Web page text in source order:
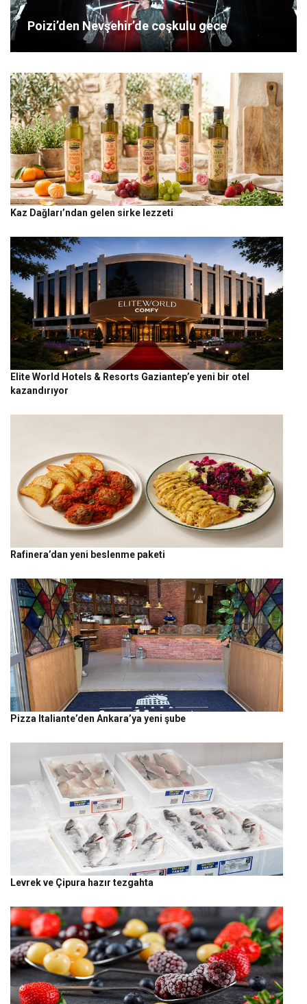
Poizi’den Nevşehir’de coşkulu gece
Kaz Dağları’ndan gelen sirke lezzeti
Elite World Hotels & Resorts Gaziantep’e yeni bir otel
kazandırıyor
Rafinera’dan yeni beslenme paketi
Pizza Italiante’den Ankara’ya yeni şube
Levrek ve Çipura hazır tezgahta